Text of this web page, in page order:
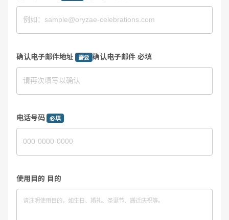
确认电子邮件地址 需要 确认电子邮件 必填
电话号码 必填
使用目的 目的